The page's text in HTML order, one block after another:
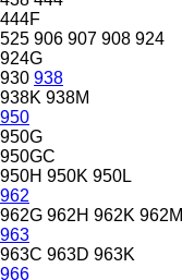
444F
525 906 907 908 924
924G
930 938
938K 938M
950
950G
950GC
950H 950K 950L
962
962G 962H 962K 962M
963
963C 963D 963K
966